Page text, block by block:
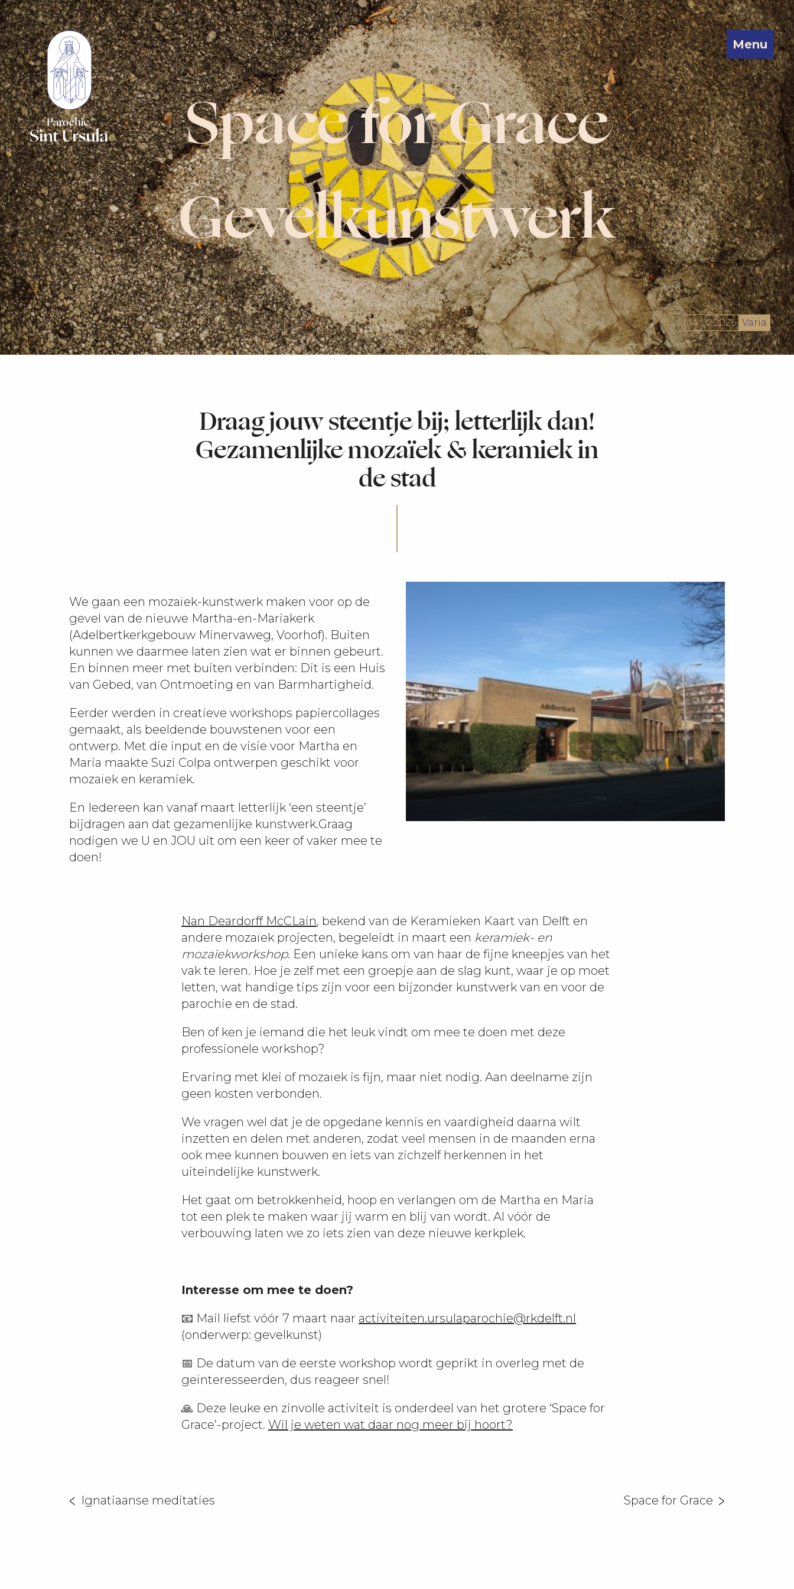
Menu
14.02.2026 Varia
Space for Grace
Gevelkunstwerk
Draag jouw steentje bij; letterlijk dan!
Gezamenlijke mozaïek & keramiek in
de stad
We gaan een mozaïek-kunstwerk maken voor op de
gevel van de nieuwe Martha-en-Mariakerk
(Adelbertkerkgebouw Minervaweg, Voorhof). Buiten
kunnen we daarmee laten zien wat er binnen gebeurt.
En binnen meer met buiten verbinden: Dit is een Huis
van Gebed, van Ontmoeting en van Barmhartigheid.
Eerder werden in creatieve workshops papiercollages
gemaakt, als beeldende bouwstenen voor een
ontwerp. Met die input en de visie voor Martha en
Maria maakte Suzi Colpa ontwerpen geschikt voor
mozaïek en keramiek.
En Iedereen kan vanaf maart letterlijk ‘een steentje’
bijdragen aan dat gezamenlijke kunstwerk.Graag
nodigen we U en JOU uit om een keer of vaker mee te
doen!
Nan Deardorff McCLain, bekend van de Keramieken Kaart van Delft en
andere mozaïek projecten, begeleidt in maart een keramiek- en
mozaïekworkshop. Een unieke kans om van haar de fijne kneepjes van het
vak te leren. Hoe je zelf met een groepje aan de slag kunt, waar je op moet
letten, wat handige tips zijn voor een bijzonder kunstwerk van en voor de
parochie en de stad.
Ben of ken je iemand die het leuk vindt om mee te doen met deze
professionele workshop?
Ervaring met klei of mozaïek is fijn, maar niet nodig. Aan deelname zijn
geen kosten verbonden.
We vragen wel dat je de opgedane kennis en vaardigheid daarna wilt
inzetten en delen met anderen, zodat veel mensen in de maanden erna
ook mee kunnen bouwen en iets van zichzelf herkennen in het
uiteindelijke kunstwerk.
Het gaat om betrokkenheid, hoop en verlangen om de Martha en Maria
tot een plek te maken waar jij warm en blij van wordt. Al vóór de
verbouwing laten we zo iets zien van deze nieuwe kerkplek.
Interesse om mee te doen?
📧 Mail liefst vóór 7 maart naar activiteiten.ursulaparochie@rkdelft.nl
(onderwerp: gevelkunst)
📅 De datum van de eerste workshop wordt geprikt in overleg met de
geïnteresseerden, dus reageer snel!
🙏 Deze leuke en zinvolle activiteit is onderdeel van het grotere ‘Space for
Grace’-project. Wil je weten wat daar nog meer bij hoort?
Ignatiaanse meditaties Space for Grace